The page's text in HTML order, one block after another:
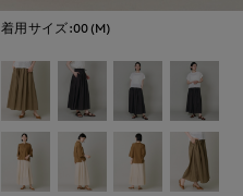
着用サイズ:00(M)